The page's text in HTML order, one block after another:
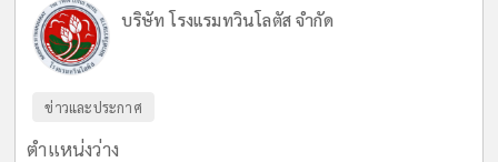
บริษัท โรงแรมทวินโลตัส จำกัด
ข่าวและประกาศ
ตำแหน่งว่าง